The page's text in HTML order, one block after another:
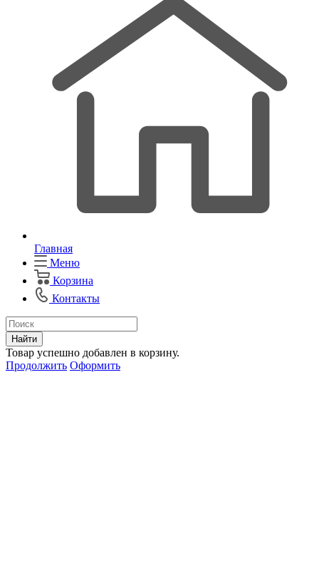
Главная
Меню
Корзина
Контакты
Найти
Товар успешно добавлен в корзину.
Продолжить Оформить